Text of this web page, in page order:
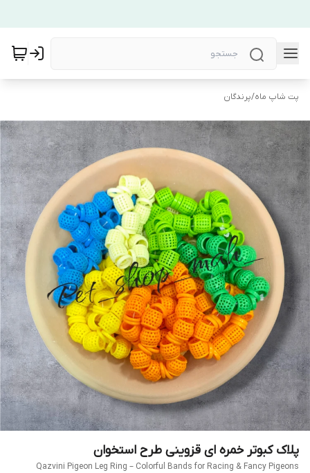
پت شاپ ماه/پرندگان
پلاک کبوتر خمره ای قزوینی طرح استخوان
Qazvini Pigeon Leg Ring – Colorful Bands for Racing & Fancy Pigeons